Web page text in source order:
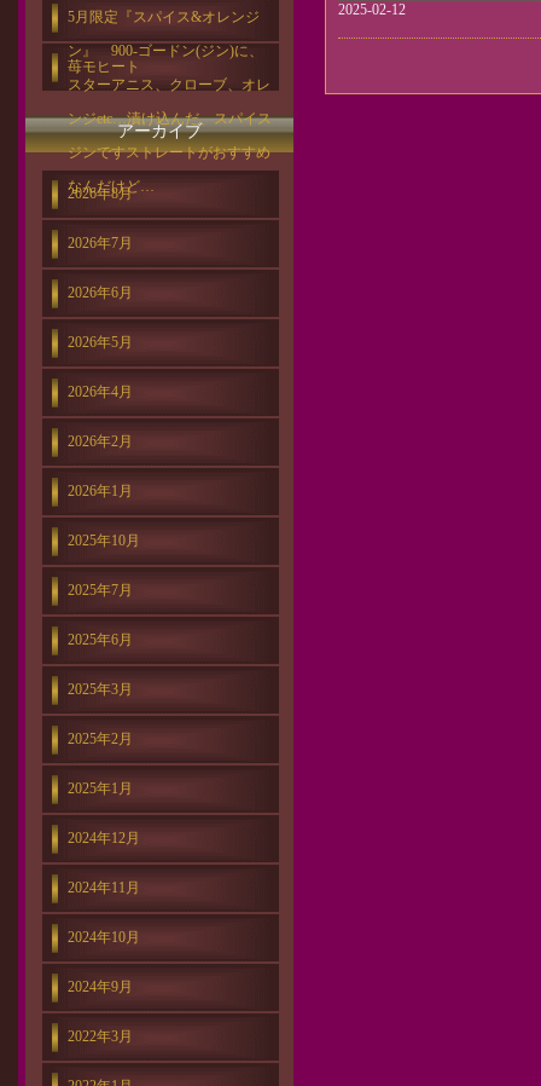
2025-02-12
5月限定『スパイス&オレンジ
ン』 900-ゴードン(ジン)に、
スターアニス、クローブ、オレ
ンジetc…漬け込んだ、スパイス
ジンですストレートがおすすめ
なんだけど…
苺モヒート
アーカイブ
2026年8月
2026年7月
2026年6月
2026年5月
2026年4月
2026年2月
2026年1月
2025年10月
2025年7月
2025年6月
2025年3月
2025年2月
2025年1月
2024年12月
2024年11月
2024年10月
2024年9月
2022年3月